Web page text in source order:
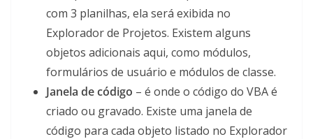
com 3 planilhas, ela será exibida no
Explorador de Projetos. Existem alguns
objetos adicionais aqui, como módulos,
formulários de usuário e módulos de classe.
Janela de código – é onde o código do VBA é
criado ou gravado. Existe uma janela de
código para cada objeto listado no Explorador